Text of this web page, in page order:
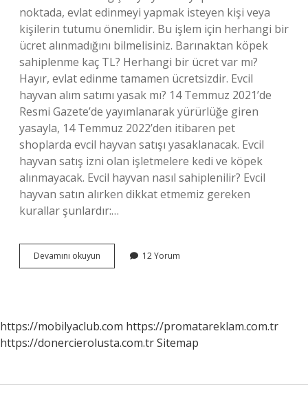
noktada, evlat edinmeyi yapmak isteyen kişi veya
kişilerin tutumu önemlidir. Bu işlem için herhangi bir
ücret alınmadığını bilmelisiniz. Barınaktan köpek
sahiplenme kaç TL? Herhangi bir ücret var mı?
Hayır, evlat edinme tamamen ücretsizdir. Evcil
hayvan alım satımı yasak mı? 14 Temmuz 2021’de
Resmi Gazete’de yayımlanarak yürürlüğe giren
yasayla, 14 Temmuz 2022’den itibaren pet
shoplarda evcil hayvan satışı yasaklanacak. Evcil
hayvan satış izni olan işletmelere kedi ve köpek
alınmayacak. Evcil hayvan nasıl sahiplenilir? Evcil
hayvan satın alırken dikkat etmemiz gereken
kurallar şunlardır:…
Devamını okuyun
Hayvan
12 Yorum
https://mobilyaclub.com https://promatareklam.com.tr
https://donercierolusta.com.trSitemap